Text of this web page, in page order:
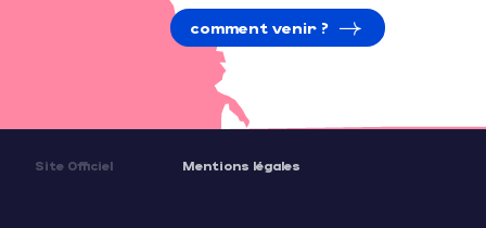
comment venir ?
Site Officiel Mentions légales